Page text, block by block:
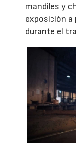
mandiles y
exposición
durante el